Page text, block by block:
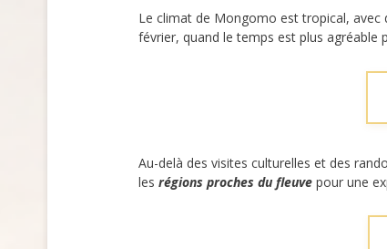
Le climat de Mongomo est tropical, avec
février, quand le temps est plus agréable
Au-delà des visites culturelles et des
les régions proches du fleuve pour une